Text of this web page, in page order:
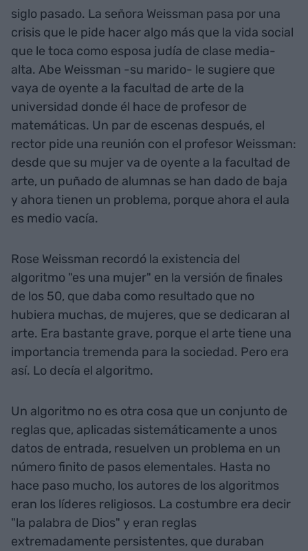
siglo pasado. La señora Weissman pasa por una
crisis que le pide hacer algo más que la vida social
que le toca como esposa judía de clase media-
alta. Abe Weissman -su marido- le sugiere que
vaya de oyente a la facultad de arte de la
universidad donde él hace de profesor de
matemáticas. Un par de escenas después, el
rector pide una reunión con el profesor Weissman:
desde que su mujer va de oyente a la facultad de
arte, un puñado de alumnas se han dado de baja
y ahora tienen un problema, porque ahora el aula
es medio vacía.
Rose Weissman recordó la existencia del
algoritmo "es una mujer" en la versión de finales
de los 50, que daba como resultado que no
hubiera muchas, de mujeres, que se dedicaran al
arte. Era bastante grave, porque el arte tiene una
importancia tremenda para la sociedad. Pero era
así. Lo decía el algoritmo.
Un algoritmo no es otra cosa que un conjunto de
reglas que, aplicadas sistemáticamente a unos
datos de entrada, resuelven un problema en un
número finito de pasos elementales. Hasta no
hace paso mucho, los autores de los algoritmos
eran los líderes religiosos. La costumbre era decir
"la palabra de Dios" y eran reglas
extremadamente persistentes, que duraban